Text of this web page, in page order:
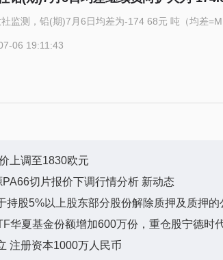
监测，铅(期)7月6日均差为-174 68元 吨（均差
06 19:11:43
上调至1830欧元
切片报价下调行情分析 新动态
持股5%以上股东部分股份解除质押及质押的
华夏基金份额增加600万份，重仓股宁德时
注册资本1000万人民币